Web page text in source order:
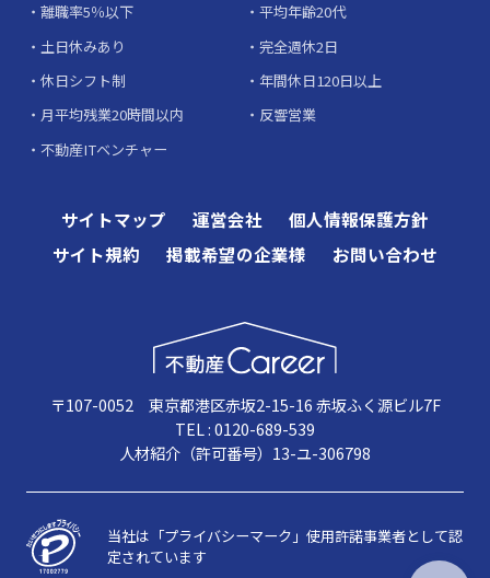
離職率5％以下
平均年齢20代
土日休みあり
完全週休2日
休日シフト制
年間休日120日以上
月平均残業20時間以内
反響営業
不動産ITベンチャー
サイトマップ 運営会社
個人情報保護方針
サイト規約
掲載希望の企業様 お問い合わせ
〒107-0052 東京都港区赤坂2-15-16 赤坂ふく源ビル7F
TEL : 0120-689-539
人材紹介（許可番号）13-ユ-306798
当社は「プライバシーマーク」使用許諾事業者として認
定されています